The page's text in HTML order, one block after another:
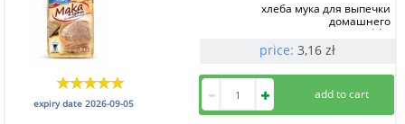
хлеба мука для выпечки
домашнего
1 kg
price: 3,16 zł
expiry date 2026-09-05